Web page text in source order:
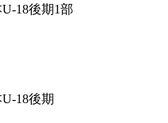
18後期1部
18後期